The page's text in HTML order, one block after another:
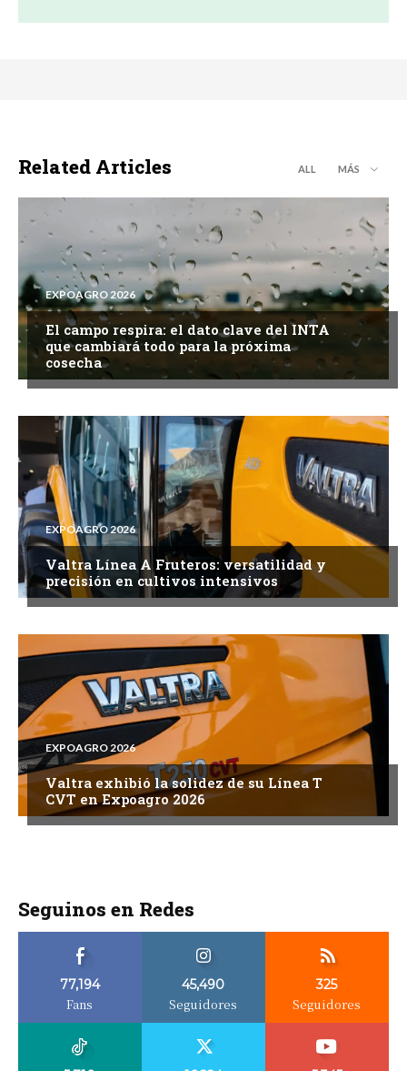
Related Articles ALL MÁS
EXPOAGRO 2026
El campo respira: el dato clave del INTA
que cambiará todo para la próxima
cosecha
EXPOAGRO 2026
Valtra Línea A Fruteros: versatilidad y
precisión en cultivos intensivos
EXPOAGRO 2026
Valtra exhibió la solidez de su Línea T
CVT en Expoagro 2026
Seguinos en Redes
77,194
Fans
45,490
Seguidores
325
Seguidores